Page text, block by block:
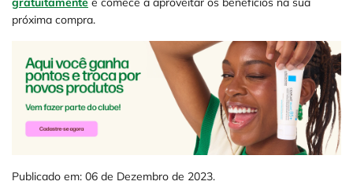
próxima compra.
Publicado em: 06 de Dezembro de 2023.